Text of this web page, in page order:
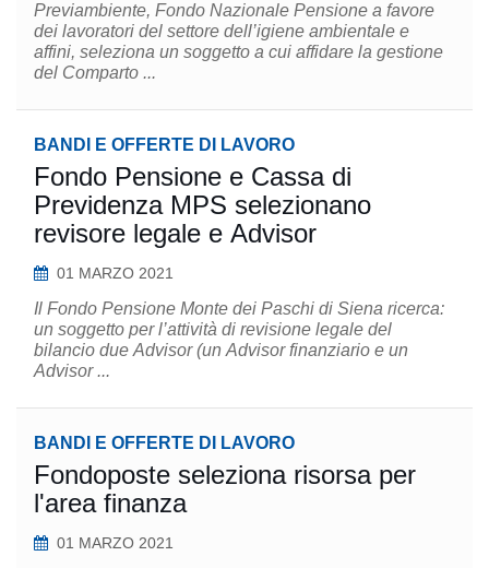
Previambiente, Fondo Nazionale Pensione a favore
dei lavoratori del settore dell’igiene ambientale e
affini, seleziona un soggetto a cui affidare la gestione
del Comparto ...
BANDI E OFFERTE DI LAVORO
Fondo Pensione e Cassa di
Previdenza MPS selezionano
revisore legale e Advisor
01 MARZO 2021
Il Fondo Pensione Monte dei Paschi di Siena ricerca:
un soggetto per l’attività di revisione legale del
bilancio due Advisor (un Advisor finanziario e un
Advisor ...
BANDI E OFFERTE DI LAVORO
Fondoposte seleziona risorsa per
l'area finanza
01 MARZO 2021